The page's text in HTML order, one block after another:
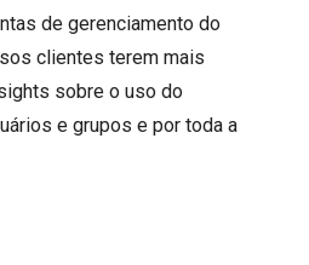
de gerenciamento do
clientes terem mais
sobre o uso do
e grupos e por toda a